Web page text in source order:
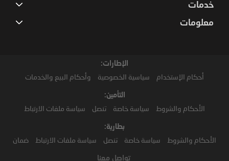
خدمات
معلومات
الإطارات:
أحكام الإستخدام سياسية الخصوصية وأحكام البيع والخدمات
التأمين:
الأحكام والشروط سياسة خاصة تنصل سياسة ملفات الارتباط
بطارية:
الأحكام والشروط سياسة خاصة تنصل سياسة ملفات الارتباط ضمان
تواصل معنا